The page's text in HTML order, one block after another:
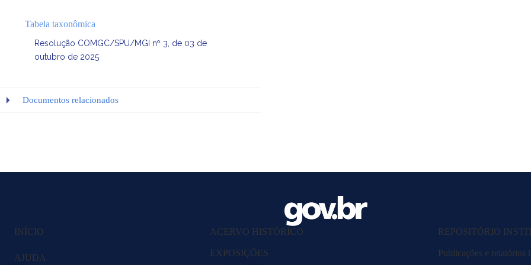
Tabela taxonômica
Resolução COMGC/SPU/MGI nº 3, de 03 de
outubro de 2025
Documentos relacionados
INÍCIO
AJUDA
ACERVO HISTÓRICO
EXPOSIÇÕES
REPOSITÓRIO
Publicações e relatórios